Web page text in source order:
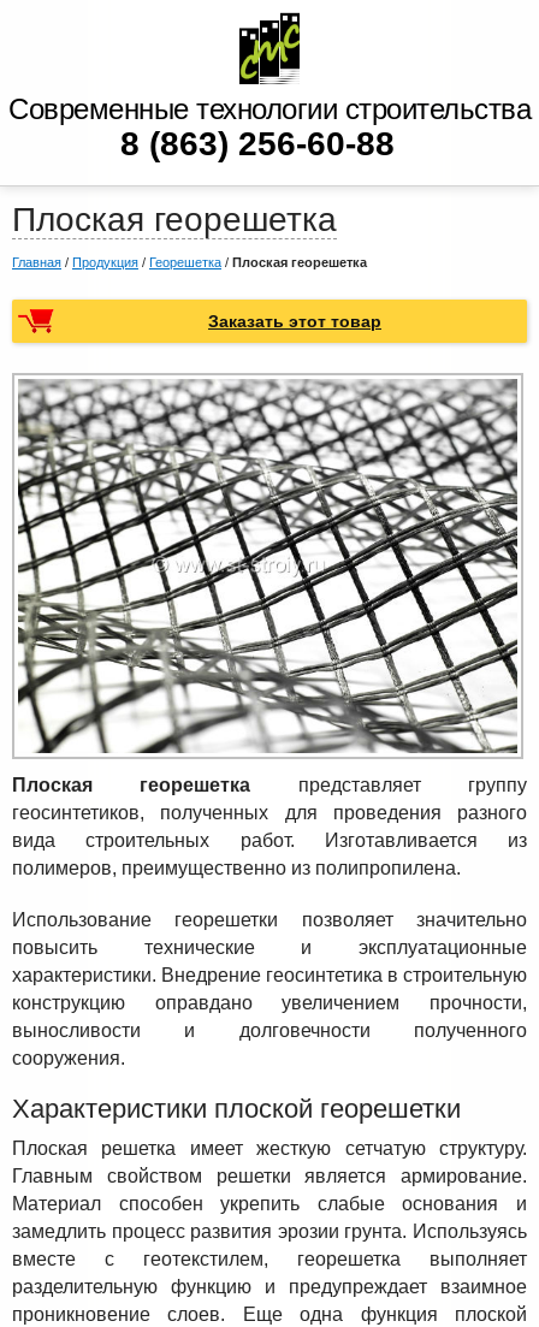
Современные технологии строительства
8 (863) 256-60-88
Плоская георешетка
Главная / Продукция / Георешетка / Плоская георешетка
Заказать этот товар
Плоская георешетка представляет группу
геосинтетиков, полученных для проведения разного
вида строительных работ. Изготавливается из
полимеров, преимущественно из полипропилена.
Использование георешетки позволяет значительно
повысить технические и эксплуатационные
характеристики. Внедрение геосинтетика в строительную
конструкцию оправдано увеличением прочности,
выносливости и долговечности полученного
сооружения.
Характеристики плоской георешетки
Плоская решетка имеет жесткую сетчатую структуру.
Главным свойством решетки является армирование.
Материал способен укрепить слабые основания и
замедлить процесс развития эрозии грунта. Используясь
вместе с геотекстилем, георешетка выполняет
разделительную функцию и предупреждает взаимное
проникновение слоев. Еще одна функция плоской